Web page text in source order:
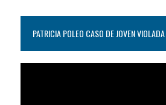
PATRICIA POLEO CASO DE JOVEN VIOLADA